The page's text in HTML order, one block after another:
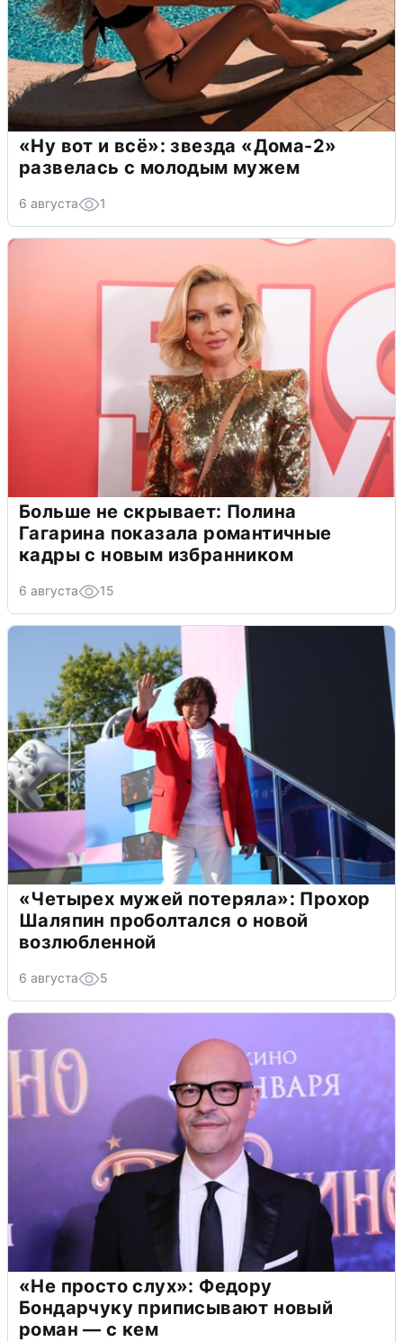
«Ну вот и всё»: звезда «Дома-2»
развелась с молодым мужем
6 августа 1
Больше не скрывает: Полина
Гагарина показала романтичные
кадры с новым избранником
6 августа 15
«Четырех мужей потеряла»: Прохор
Шаляпин проболтался о новой
возлюбленной
6 августа 5
«Не просто слух»: Федору
Бондарчуку приписывают новый
роман — с кем